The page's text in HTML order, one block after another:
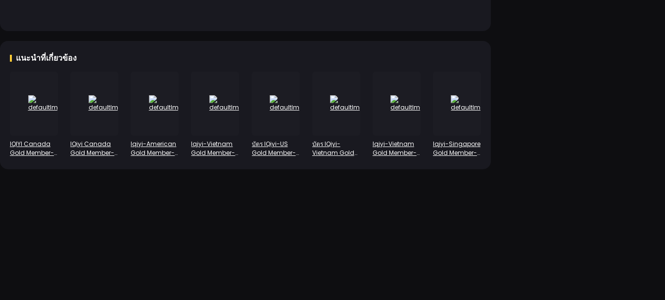
แนะนำที่เกี่ยวข้อง
IQIYI Canada
Gold Member-
IQiyi Canada
Gold Member-
Iqiyi-American
Gold Member-
Iqiyi-Vietnam
Gold Member-
บัตร IQiyi-US
Gold Member-
บัตร IQiyi-
Vietnam Gold
Iqiyi-Vietnam
Gold Member-
Iqiyi-Singapore
Gold Member-